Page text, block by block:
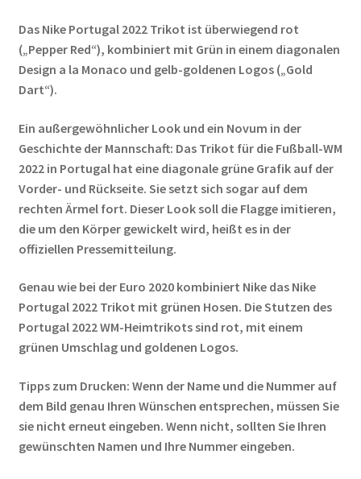
Das Nike Portugal 2022 Trikot ist überwiegend rot
(„Pepper Red“), kombiniert mit Grün in einem diagonalen
Design a la Monaco und gelb-goldenen Logos („Gold
Dart“).
Ein außergewöhnlicher Look und ein Novum in der
Geschichte der Mannschaft: Das Trikot für die Fußball-WM
2022 in Portugal hat eine diagonale grüne Grafik auf der
Vorder- und Rückseite. Sie setzt sich sogar auf dem
rechten Ärmel fort. Dieser Look soll die Flagge imitieren,
die um den Körper gewickelt wird, heißt es in der
offiziellen Pressemitteilung.
Genau wie bei der Euro 2020 kombiniert Nike das Nike
Portugal 2022 Trikot mit grünen Hosen. Die Stutzen des
Portugal 2022 WM-Heimtrikots sind rot, mit einem
grünen Umschlag und goldenen Logos.
Tipps zum Drucken: Wenn der Name und die Nummer auf
dem Bild genau Ihren Wünschen entsprechen, müssen Sie
sie nicht erneut eingeben. Wenn nicht, sollten Sie Ihren
gewünschten Namen und Ihre Nummer eingeben.